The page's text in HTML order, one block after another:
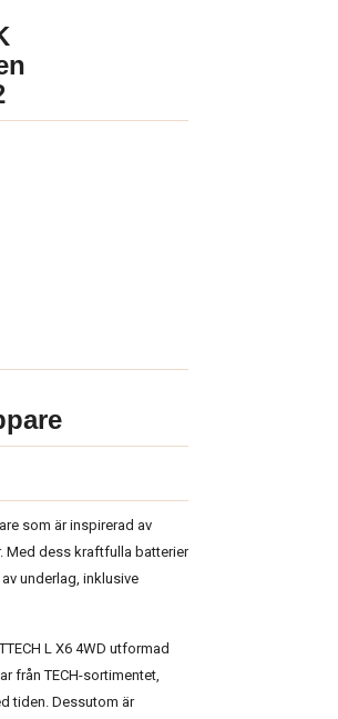
som är inspirerad av
Med dess kraftfulla batterier
underlag, inklusive
L X6 4WD utformad
från TECH-sortimentet,
tiden. Dessutom är